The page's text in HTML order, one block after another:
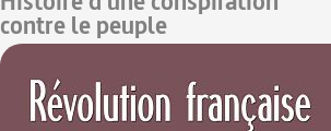
contre le peuple